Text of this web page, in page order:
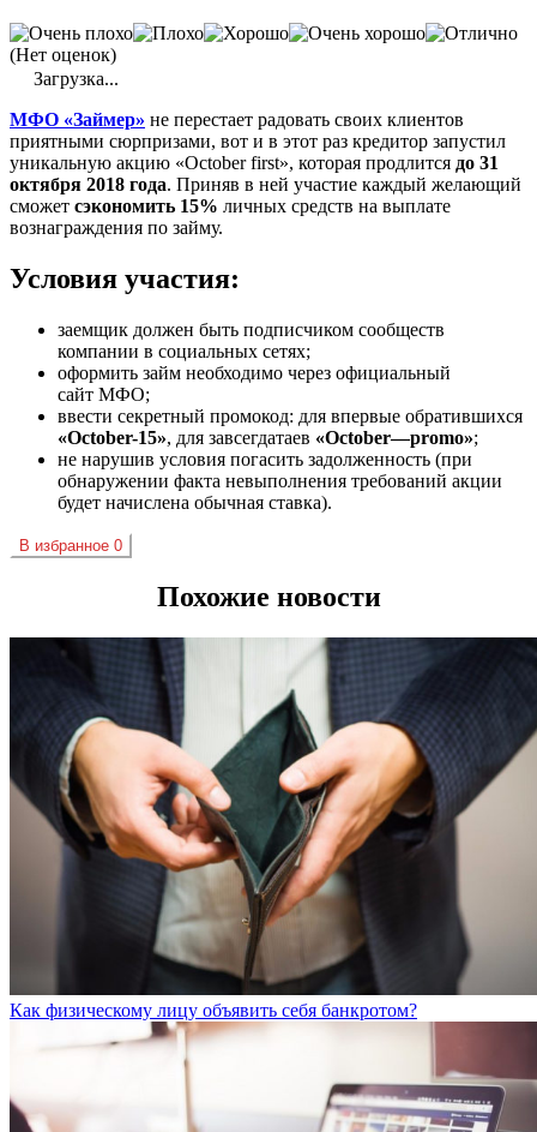
(Нет оценок)
Загрузка...
МФО «Займер» не перестает радовать своих клиентов
приятными сюрпризами, вот и в этот раз кредитор запустил
уникальную акцию «October first», которая продлится до 31
октября 2018 года. Приняв в ней участие каждый желающий
сможет сэкономить 15% личных средств на выплате
вознаграждения по займу.
Условия участия:
заемщик должен быть подписчиком сообществ
компании в социальных сетях;
оформить займ необходимо через официальный
сайт МФО;
ввести секретный промокод: для впервые обратившихся
«October-15», для завсегдатаев «October—promo»;
не нарушив условия погасить задолженность (при
обнаружении факта невыполнения требований акции
будет начислена обычная ставка).
В избранное 0
Похожие новости
Как физическому лицу объявить себя банкротом?